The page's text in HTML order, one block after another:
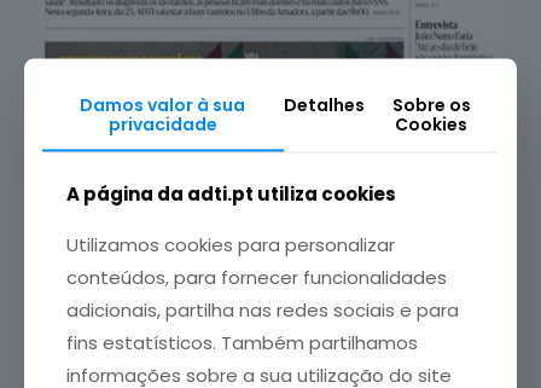
Crédito da Foto: DN
25 Maio, 2026
ADTI apela ao reconhecimento do hipotiroidismo
Damos valor à sua
privacidade
Detalhes
Sobre os
Cookies
A página da adti.pt utiliza cookies
Utilizamos cookies para personalizar
conteúdos, para fornecer funcionalidades
adicionais, partilha nas redes sociais e para
fins estatísticos. Também partilhamos
informações sobre a sua utilização do site